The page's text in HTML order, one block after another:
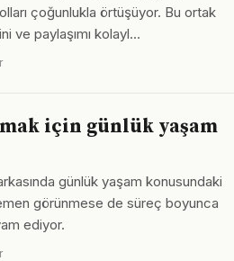
çoğunlukla örtüşüyor. Bu ortak
ve paylaşımı kolayl…
için günlük yaşam
günlük yaşam konusundaki
görünmese de süreç boyunca
ediyor.